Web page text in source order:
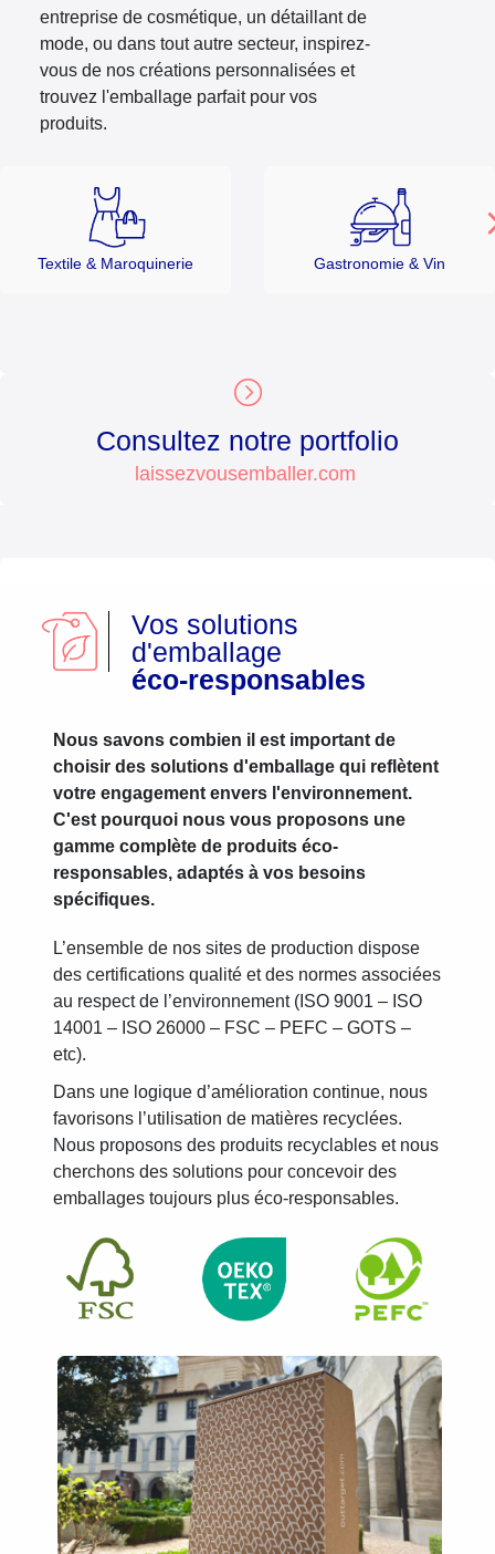
entreprise de cosmétique, un détaillant de
mode, ou dans tout autre secteur, inspirez-
vous de nos créations personnalisées et
trouvez l'emballage parfait pour vos
produits.
Textile & Maroquinerie Gastronomie & Vin
Consultez notre portfolio
laissezvousemballer.com
Vos solutions
d'emballage
éco-responsables
Nous savons combien il est important de
choisir des solutions d'emballage qui reflètent
votre engagement envers l'environnement.
C'est pourquoi nous vous proposons une
gamme complète de produits éco-
responsables, adaptés à vos besoins
spécifiques.
L’ensemble de nos sites de production dispose
des certifications qualité et des normes associées
au respect de l’environnement (ISO 9001 – ISO
14001 – ISO 26000 – FSC – PEFC – GOTS –
etc).
Dans une logique d’amélioration continue, nous
favorisons l’utilisation de matières recyclées.
Nous proposons des produits recyclables et nous
cherchons des solutions pour concevoir des
emballages toujours plus éco-responsables.